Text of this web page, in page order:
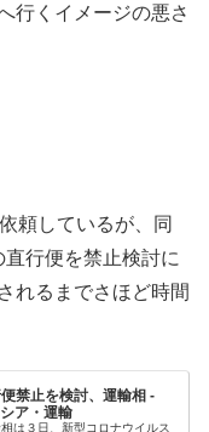
行くイメージの悪さ
頼しているが、同
行便を禁止検討に
れるまでさほど時間
禁止を検討、運輸相 -
ア・運輸
は３日、新型コロナウイルス